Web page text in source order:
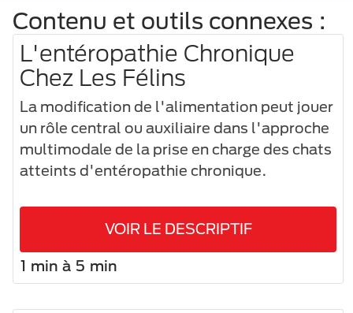
Contenu et outils connexes :
L'entéropathie Chronique
Chez Les Félins
La modification de l'alimentation peut jouer
un rôle central ou auxiliaire dans l'approche
multimodale de la prise en charge des chats
atteints d'entéropathie chronique.
VOIR LE DESCRIPTIF
1 min à 5 min